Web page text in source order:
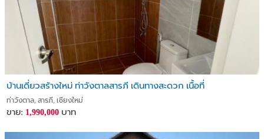
บ้านเดี่ยวสร้างใหม่ ท่าวังตาลสารภี เดินทางสะดวก เนื้อที่
ท่าวังตาล, สารภี, เชียงใหม่
ขาย: 1,990,000 บาท